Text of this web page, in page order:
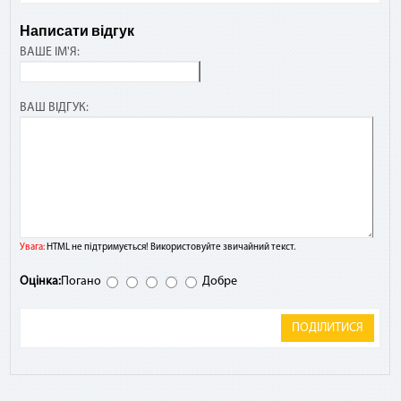
Написати відгук
ВАШЕ ІМ'Я:
ВАШ ВІДГУК:
Увага:HTML не підтримується! Використовуйте звичайний текст.
Оцінка:Погано Добре
ПОДІЛИТИСЯ